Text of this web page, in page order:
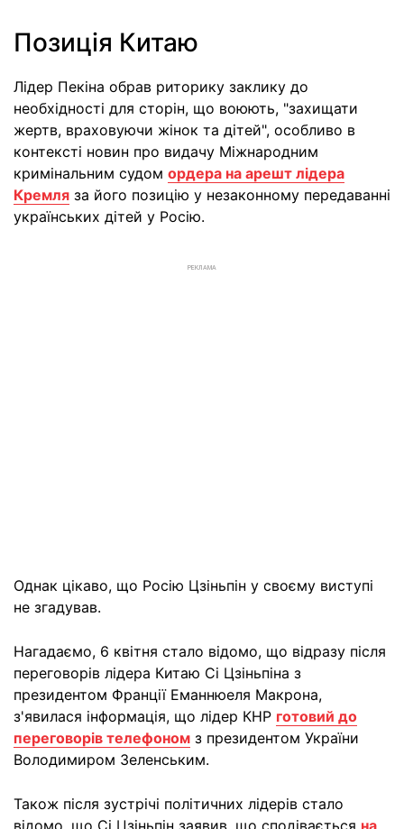
Позиція Китаю
Лідер Пекіна обрав риторику заклику до
необхідності для сторін, що воюють, "захищати
жертв, враховуючи жінок та дітей", особливо в
контексті новин про видачу Міжнародним
кримінальним судом ордера на арешт лідера
Кремля за його позицію у незаконному передаванні
українських дітей у Росію.
РЕКЛАМА
Однак цікаво, що Росію Цзіньпін у своєму виступі
не згадував.
Нагадаємо, 6 квітня стало відомо, що відразу після
переговорів лідера Китаю Сі Цзіньпіна з
президентом Франції Еманнюеля Макрона,
з'явилася інформація, що лідер КНР готовий до
переговорів телефоном з президентом України
Володимиром Зеленським.
Також після зустрічі політичних лідерів стало
відомо, що Сі Цзіньпін заявив, що сподівається на